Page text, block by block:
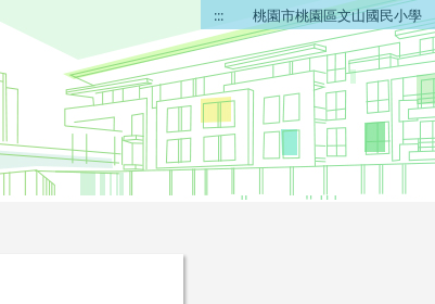
::: 桃園市桃園區文山國民小學